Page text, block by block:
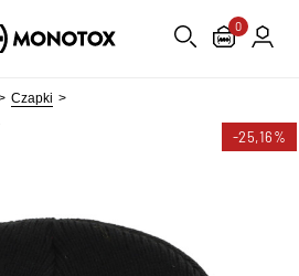
0
Czapki
-25,16%